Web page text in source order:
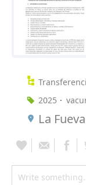
2025
La Fueva